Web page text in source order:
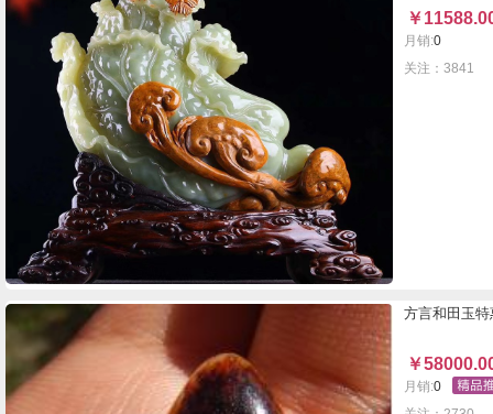
￥
月销:0
关注：3841
方言和田玉
￥
月销:0